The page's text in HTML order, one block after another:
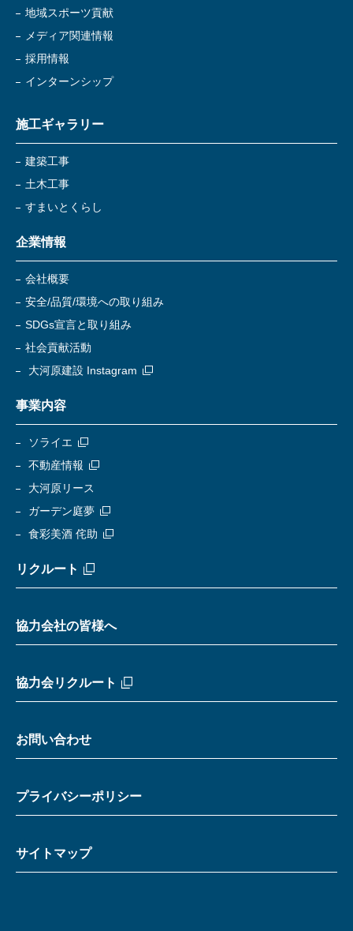
地域スポーツ貢献
メディア関連情報
採用情報
インターンシップ
施工ギャラリー
建築工事
土木工事
すまいとくらし
企業情報
会社概要
安全/品質/環境への取り組み
SDGs宣言と取り組み
社会貢献活動
大河原建設 Instagram
事業内容
ソライエ
不動産情報
大河原リース
ガーデン庭夢
食彩美酒 侘助
リクルート
協力会社の皆様へ
協力会リクルート
お問い合わせ
プライバシーポリシー
サイトマップ